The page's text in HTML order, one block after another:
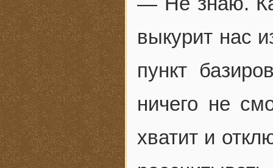
выкурит нас
пункт
ничего не
хватит и